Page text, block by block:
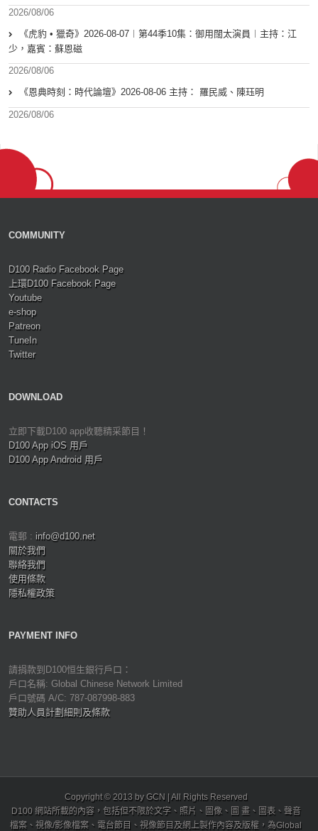
2026/08/06
《虎豹 • 獵奇》2026-08-07︱第44季10集：御用闊太演員︱主持：江
少，嘉賓：蘇恩磁
2026/08/06
《恩典時刻：時代論壇》2026-08-06 主持： 羅民威、陳珏明
2026/08/06
COMMUNITY
D100 Radio Facebook Page
上環D100 Facebook Page
Youtube
e-shop
Patreon
TuneIn
Twitter
DOWNLOAD
立即下載D100 app收聽精采節目！
D100 App iOS 用戶
D100 App Android 用戶
CONTACTS
電郵 : info@d100.net
關於我們
聯絡我們
使用條款
隱私權政策
PAYMENT INFO
請捐款到D100恒生銀行戶口：
戶口名稱: Global Chinese Network Limited
戶口號碼 A/C: 787-087998-883
贊助人員計劃細則及條款
Copyright © 2013 by GCN | All Rights Reserved
D100 網站所載的內容，包括但不限於文字、照片、圖像、圖 畫、圖表、聲音
檔案、視像/影像檔案、電台節目、視像節目及網上製作內容及版權，為Global